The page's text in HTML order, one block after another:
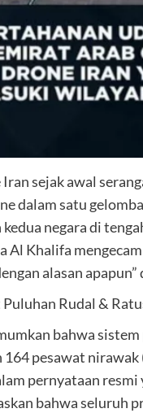
sejak awal
dalam satu
negara di
Al Khalifa
alasan
Rudal &
bahwa
pesawat
pernyataan
bahwa seluruh